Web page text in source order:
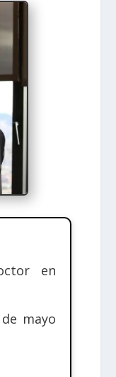
en
mayo